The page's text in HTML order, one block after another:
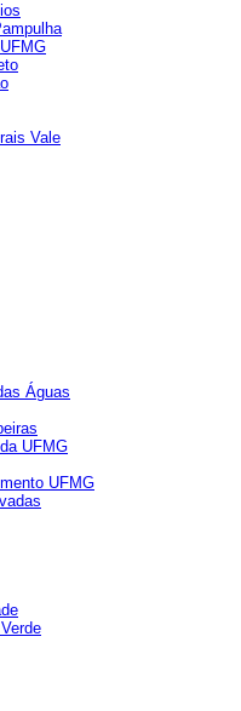
Vale
Águas
UFMG
UFMG